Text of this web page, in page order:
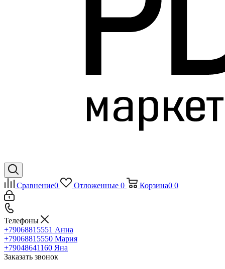
Сравнение0 Отложенные 0 Корзина0 0
Телефоны
+79068815551 Анна
+79068815550 Мария
+79048641160 Яна
Заказать звонок